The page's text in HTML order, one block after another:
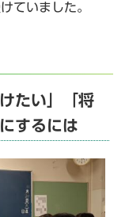
ていました。
たい」「将
するには